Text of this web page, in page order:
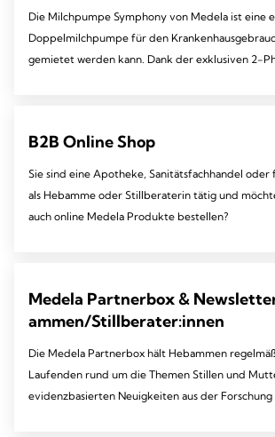
Die Milchpumpe Symphony von Medela ist eine
Doppelmilchpumpe für den
gemietet werden kann. Dank der exklusiven 2-
B2B Online Shop
Sie sind eine Apotheke, Sanitätsfachhandel
als Hebamme oder Stillberaterin tätig und
auch online Medela Produkte bestellen?
Medela Partnerbox &
ammen/Stillberater:innen
Die Medela Partnerbox hält Hebammen
Laufenden rund um die Themen Stillen und
evidenzbasierten Neuigkeiten aus der Forschung